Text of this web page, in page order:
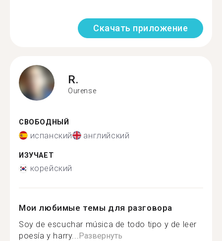
Скачать приложение
R.
Ourense
СВОБОДНЫЙ
испанский английский
ИЗУЧАЕТ
корейский
Мои любимые темы для разговора
Soy de escuchar música de todo tipo y de leer
poesía y harry...Развернуть